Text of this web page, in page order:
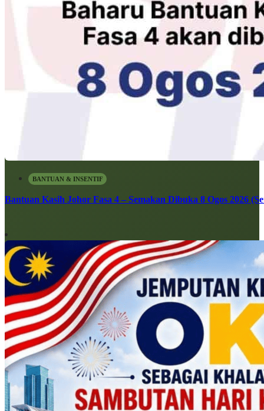
BANTUAN & INSENTIF
Bantuan Kasih Johor Fasa 4 – Semakan Dibuka 8 Ogos 2026